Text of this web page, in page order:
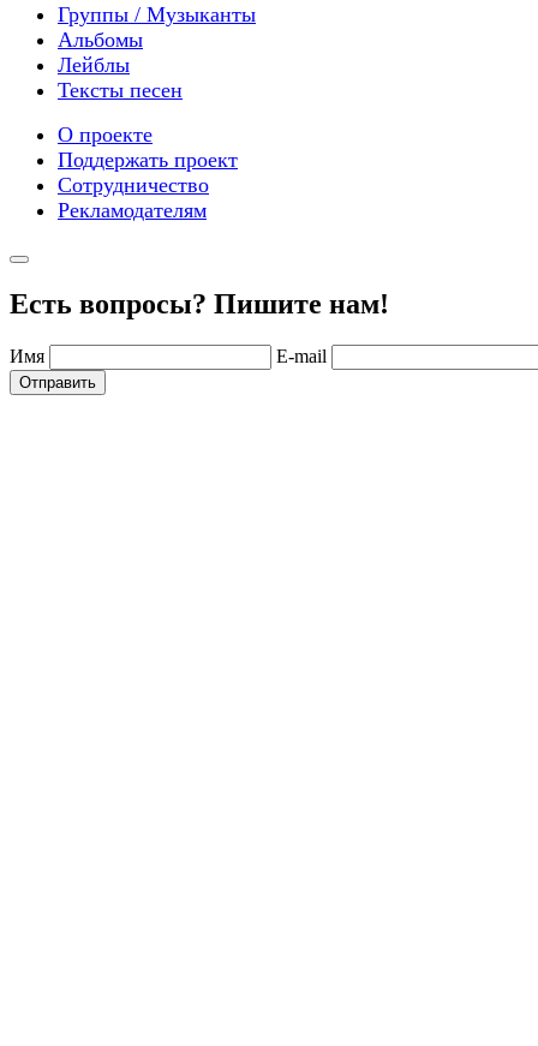
Группы / Музыканты
Альбомы
Лейблы
Тексты песен
О проекте
Поддержать проект
Сотрудничество
Рекламодателям
Есть вопросы? Пишите нам!
Имя E-mail